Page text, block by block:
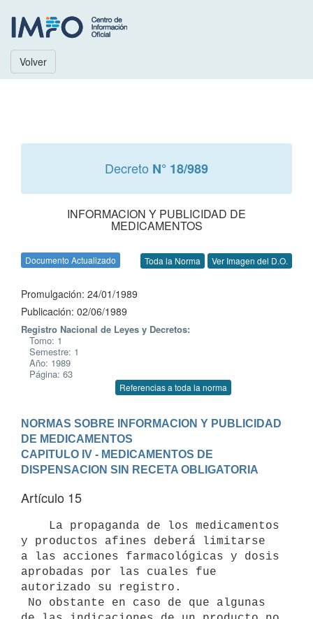
Volver
Decreto N° 18/989
INFORMACION Y PUBLICIDAD DE
MEDICAMENTOS
Documento Actualizado Toda la Norma Ver Imagen del D.O.
Promulgación: 24/01/1989
Publicación: 02/06/1989
Registro Nacional de Leyes y Decretos:
Tomo: 1
Semestre: 1
Año: 1989
Página: 63
Referencias a toda la norma
NORMAS SOBRE INFORMACION Y PUBLICIDAD
DE MEDICAMENTOS
CAPITULO IV - MEDICAMENTOS DE
DISPENSACION SIN RECETA OBLIGATORIA
Artículo 15
y productos afines deberá limitarse
a las acciones farmacológicas y dosis
aprobadas por las cuales fue
autorizado su registro.